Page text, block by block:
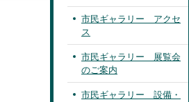
市民ギャラリー アクセ
ス
市民ギャラリー 展覧会
のご案内
市民ギャラリー 設備・